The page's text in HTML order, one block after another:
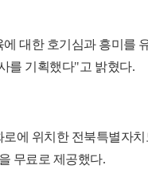
에 대한 호기심과 흥미를
를 기획했다"고 밝혔다.
에 위치한 전북특별자
무료로 제공했다.